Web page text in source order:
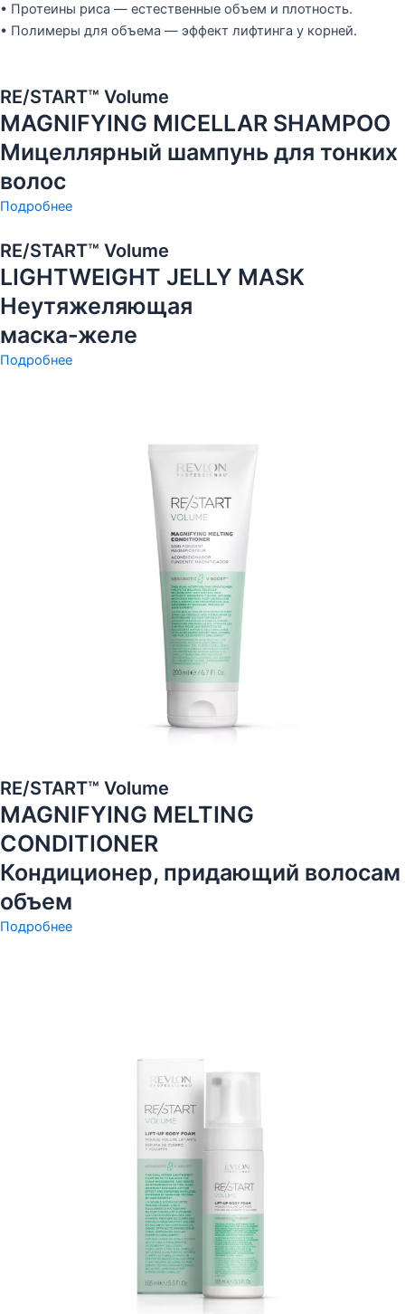
• Протеины риса — естественные объем и плотность.
• Полимеры для объема — эффект лифтинга у корней.
RE/START™ Volume
MAGNIFYING MICELLAR SHAMPOO
Мицеллярный шампунь для тонких
волос
Подробнее
RE/START™ Volume
LIGHTWEIGHT JELLY MASK
Неутяжеляющая
маска-желе
Подробнее
RE/START™ Volume
MAGNIFYING MELTING
CONDITIONER
Кондиционер, придающий волосам
объем
Подробнее